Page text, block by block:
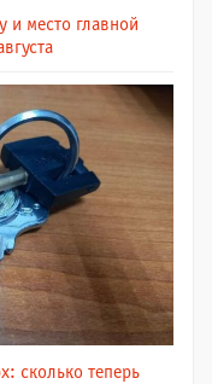
и место главной
сколько теперь